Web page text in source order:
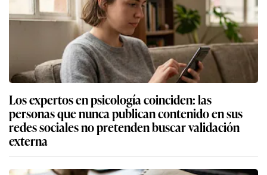
Los expertos en psicología coinciden: las
personas que nunca publican contenido en sus
redes sociales no pretenden buscar validación
externa